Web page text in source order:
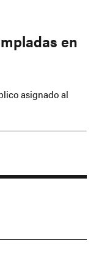
en
asignado al